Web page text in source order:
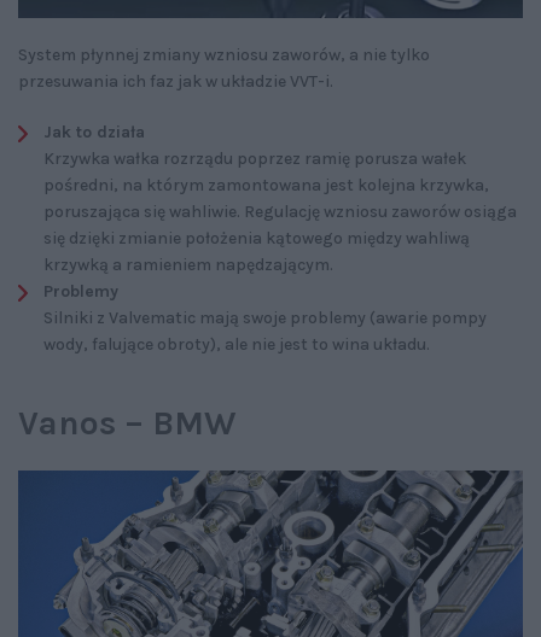
System płynnej zmiany wzniosu zaworów, a nie tylko
przesuwania ich faz jak w układzie VVT-i.
Jak to działa
Krzywka wałka rozrządu poprzez ramię porusza wałek
pośredni, na którym zamontowana jest kolejna krzywka,
poruszająca się wahliwie. Regulację wzniosu zaworów osiąga
się dzięki zmianie położenia kątowego między wahliwą
krzywką a ramieniem napędzającym.
Problemy
Silniki z Valvematic mają swoje problemy (awarie pompy
wody, falujące obroty), ale nie jest to wina układu.
Vanos – BMW